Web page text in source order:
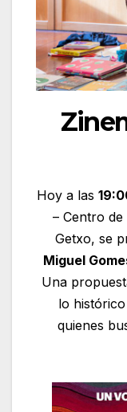
Hoy a las
– Centro
Getxo, se
Miguel
Una
lo
quienes